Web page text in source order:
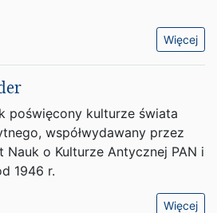
Więcej
poświęcony kulturze świata
współwydawany przez
Nauk o Kulturze Antycznej PAN i
1946 r.
Więcej